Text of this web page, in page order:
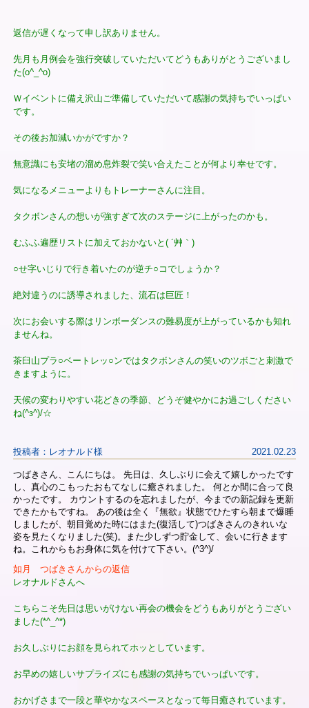
返信が遅くなって申し訳ありません。
先月も月例会を強行突破していただいてどうもありがとうございまし
た(o^_^o)
Ｗイベントに備え沢山ご準備していただいて感謝の気持ちでいっぱい
です。
その後お加減いかがですか？
無意識にも安堵の溜め息炸裂で笑い合えたことが何より幸せです。
気になるメニューよりもトレーナーさんに注目。
タクボンさんの想いが強すぎて次のステージに上がったのかも。
むふふ遍歴リストに加えておかないと( ´艸｀)
○せ字いじりで行き着いたのが逆チ○コでしょうか？
絶対違うのに誘導されました、流石は巨匠！
次にお会いする際はリンボーダンスの難易度が上がっているかも知れ
ませんね。
茶臼山プラ○ベートレッ○ンではタクボンさんの笑いのツボごと刺激で
きますように。
天候の変わりやすい花どきの季節、どうぞ健やかにお過ごしください
ね(^з^)/☆
投稿者：レオナルド様 2021.02.23
つばきさん、こんにちは。 先日は、久しぶりに会えて嬉しかったです
し、真心のこもったおもてなしに癒されました。 何とか間に合って良
かったです。 カウントするのを忘れましたが、今までの新記録を更新
できたかもですね。 あの後は全く『無欲』状態でひたすら朝まで爆睡
しましたが、朝目覚めた時にはまた(復活して)つばきさんのきれいな
姿を見たくなりました(笑)。また少しずつ貯金して、会いに行きます
ね。これからもお身体に気を付けて下さい。(^3^)/
如月 つばきさんからの返信
レオナルドさんへ
こちらこそ先日は思いがけない再会の機会をどうもありがとうござい
ました(*^_^*)
お久しぶりにお顔を見られてホッとしています。
お早めの嬉しいサプライズにも感謝の気持ちでいっぱいです。
おかげさまで一段と華やかなスペースとなって毎日癒されています。